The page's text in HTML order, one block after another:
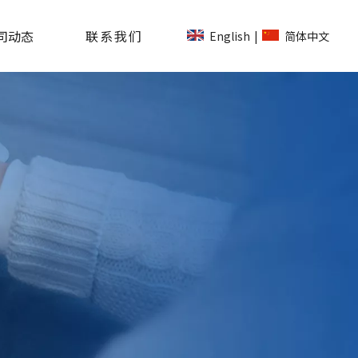
动态 联系我们 English | 简体中文